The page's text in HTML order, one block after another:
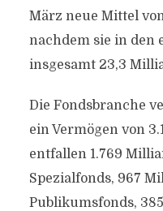
März neue Mittel
nachdem sie in den
insgesamt 23,3
Die Fondsbranche
ein Vermögen von
entfallen 1.769
Spezialfonds, 967
Publikumsfonds,